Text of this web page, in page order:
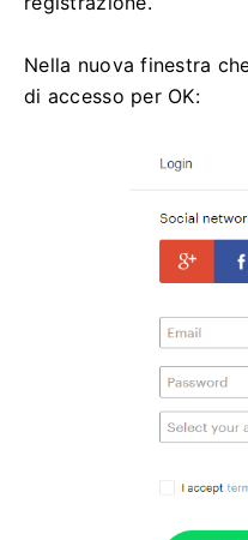
Nella nuova finestra
di accesso per OK: